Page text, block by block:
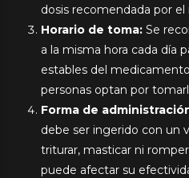
dosis recomendada por el
Horario de toma: Se
a la misma hora cada día
estables del
personas optan por
Forma de
debe ser ingerido con un
triturar, masticar ni
puede afectar su